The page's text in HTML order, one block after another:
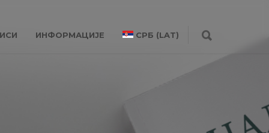
ИНФОРМАЦИЈЕ СРБ (LAT)